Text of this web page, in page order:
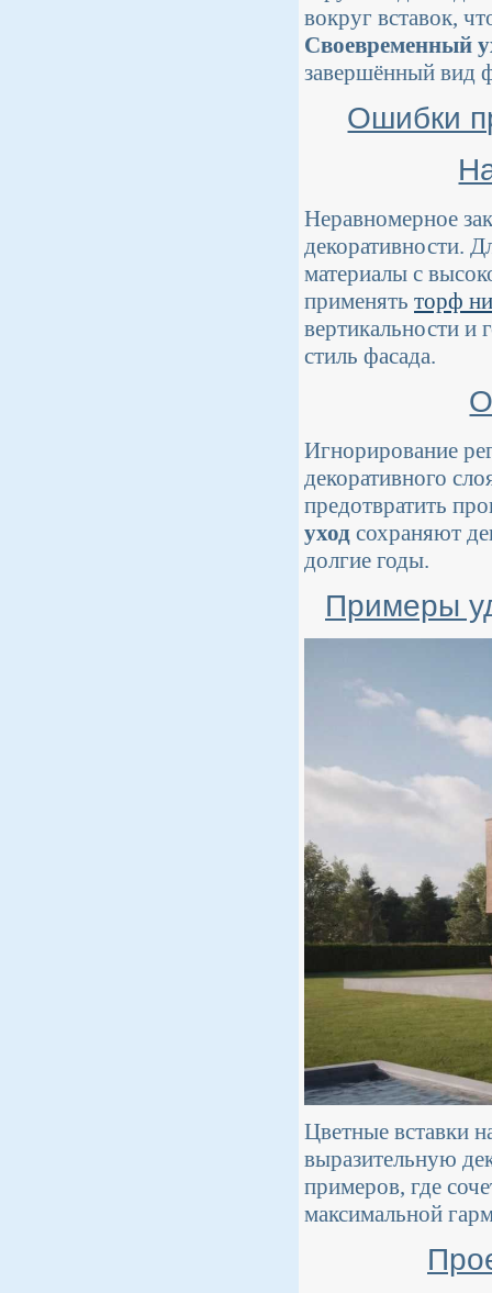
вокруг вставок,
Своевременный
завершённый вид
Ошибки
Неравномерное
декоративности.
материалы с
применять торф
вертикальности и
стиль фасада.
Игнорирование
декоративного
предотвратить
уход сохраняют
долгие годы.
Примеры
Цветные вставки
выразительную
примеров, где
максимальной